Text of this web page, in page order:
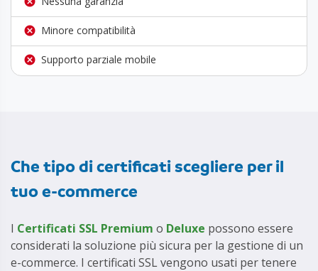
Minore compatibilità
Supporto parziale mobile
Che tipo di certificati scegliere per il
tuo e-commerce
I Certificati SSL Premium o Deluxe possono essere
considerati la soluzione più sicura per la gestione di un
e-commerce. I certificati SSL vengono usati per tenere